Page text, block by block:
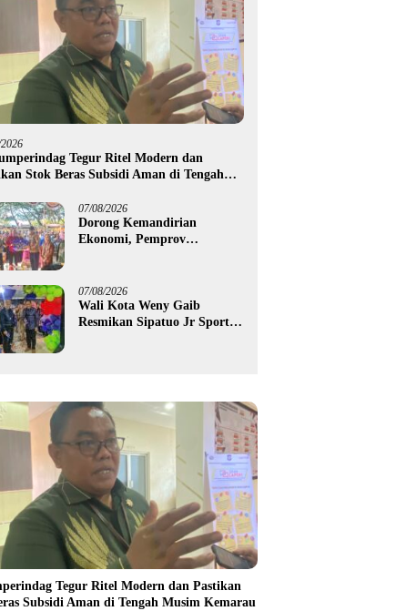
Tegur Ritel Modern dan
Stok Beras Subsidi Aman di Tengah
07/08/2026
Dorong Kemandirian
Ekonomi, Pemprov
untuk 395 Pelaku Usaha
07/08/2026
Wali Kota Weny Gaib
Resmikan Sipatuo Jr Sport
Tegur Ritel Modern dan Pastikan
Subsidi Aman di Tengah Musim Kemarau